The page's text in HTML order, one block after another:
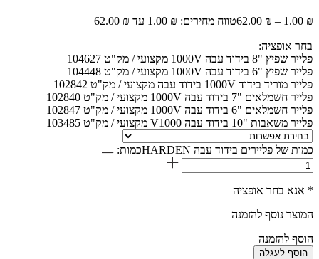
1.00 ₪
–
62.00 ₪ טווח מחירים: ⁦1.00 ₪⁩ עד ⁦62.00 ₪⁩
בחר אופציה:
פלייר שפיץ "8 בידוד עבה 1000V מקצועי / מק"ט 104627
פלייר שפיץ "6 בידוד עבה 1000V מקצועי / מק"ט 104448
פלייר מוריד בידוד 1000V בידוד עבה מקצועי / מק"ט 102842
פלייר חשמלאים "7 בידוד עבה 1000V מקצועי / מק"ט 102840
פלייר חשמלאים "6 בידוד עבה 1000V מקצועי / מק"ט 102847
פלייר משאבות "10 בידוד עבה V1000 מקצועי / מק"ט 103485
כמות של פליירים בידוד עבה HARDEN כמות:
* אנא בחר אופציה
המוצר נוסף להזמנה
הוסף להזמנה
הוסף לעגלה